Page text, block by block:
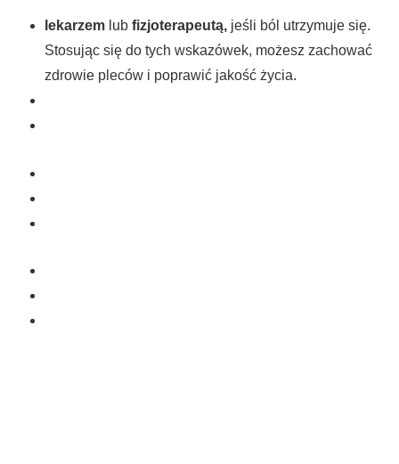
lekarzem lub fizjoterapeutą, jeśli ból utrzymuje się.
Stosując się do tych wskazówek, możesz zachować
zdrowie pleców i poprawić jakość życia.